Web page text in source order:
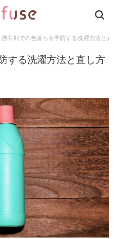
漂白剤での色落ちを予防する洗濯方法と直
する洗濯方法と直し方